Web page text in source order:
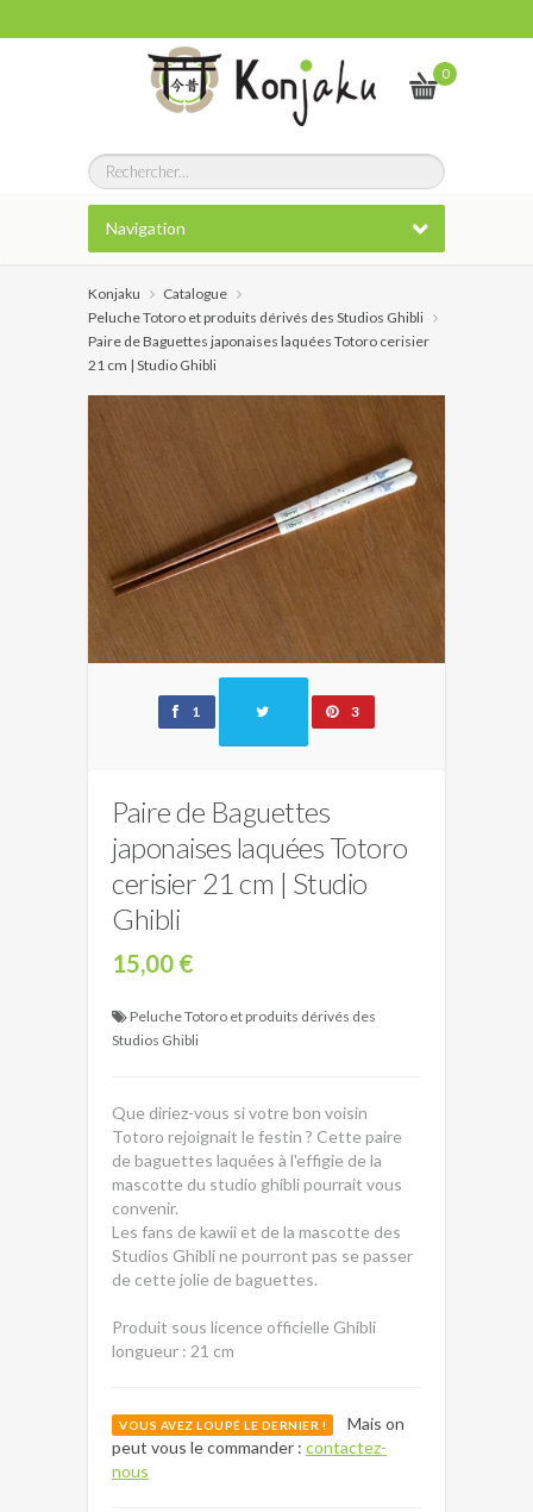
0
Navigation
Konjaku
Catalogue
Peluche Totoro et produits dérivés des Studios Ghibli
Paire de Baguettes japonaises laquées Totoro cerisier
21 cm | Studio Ghibli
1 3
Paire de Baguettes
japonaises laquées Totoro
cerisier 21 cm | Studio
Ghibli
15,00 €
Peluche Totoro et produits dérivés des
Studios Ghibli
Que diriez-vous si votre bon voisin
Totoro rejoignait le festin ? Cette paire
de baguettes laquées à l'effigie de la
mascotte du studio ghibli pourrait vous
convenir.
Les fans de kawii et de la mascotte des
Studios Ghibli ne pourront pas se passer
de cette jolie de baguettes.
Produit sous licence officielle Ghibli
longueur : 21 cm
VOUS AVEZ LOUPÉ LE DERNIER !
Mais on
peut vous le commander : contactez-
nous